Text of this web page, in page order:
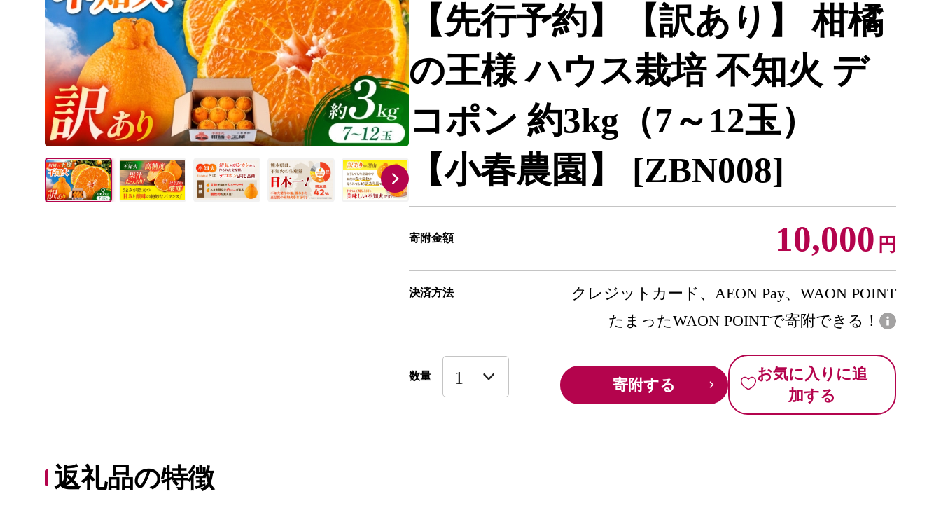
【先行予約】【訳あり】 柑橘
の王様 ハウス栽培 不知火 デ
コポン 約3kg（7～12玉）
【小春農園】 [ZBN008]
寄附金額 10,000 円
決済方法
クレジットカード、AEON Pay、WAON POINT
たまったWAON POINTで寄附できる！
数量 寄附する
お気に入りに追
加する
返礼品の特徴